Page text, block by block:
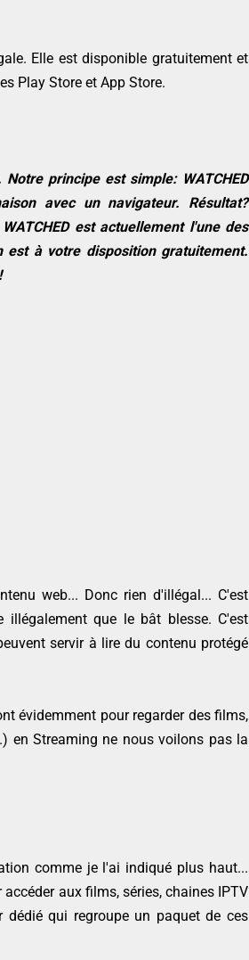
Elle est disponible gratuitement et
Play Store et App Store.
principe est simple: WATCHED
avec un navigateur. Résultat?
est actuellement l'une des
est à votre disposition gratuitement.
web... Donc rien d'illégal... C'est
que le bât blesse. C'est
servir à lire du contenu protégé
évidemment pour regarder des films,
en Streaming ne nous voilons pas la
comme je l'ai indiqué plus haut...
aux films, séries, chaines IPTV
qui regroupe un paquet de ces